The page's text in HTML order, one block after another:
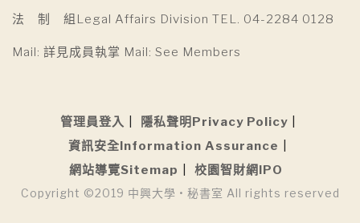
法 制 組Legal Affairs Division TEL. 04-2284 0128
Mail: 詳見成員執掌 Mail: See Members
管理員登入
隱私聲明Privacy Policy
資訊安全Information Assurance
網站導覽Sitemap
校園智財網IPO
Copyright ©2019 中興大學 • 秘書室 All rights reserved